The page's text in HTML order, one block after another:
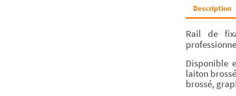
Description
Rail de
Disponible
laiton
brossé,